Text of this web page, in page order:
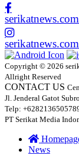
Copyright © 2026
Allright Reserved
CONTACT US
Jl. Jenderal Gatot
Telp:
PT Serikat Media
News